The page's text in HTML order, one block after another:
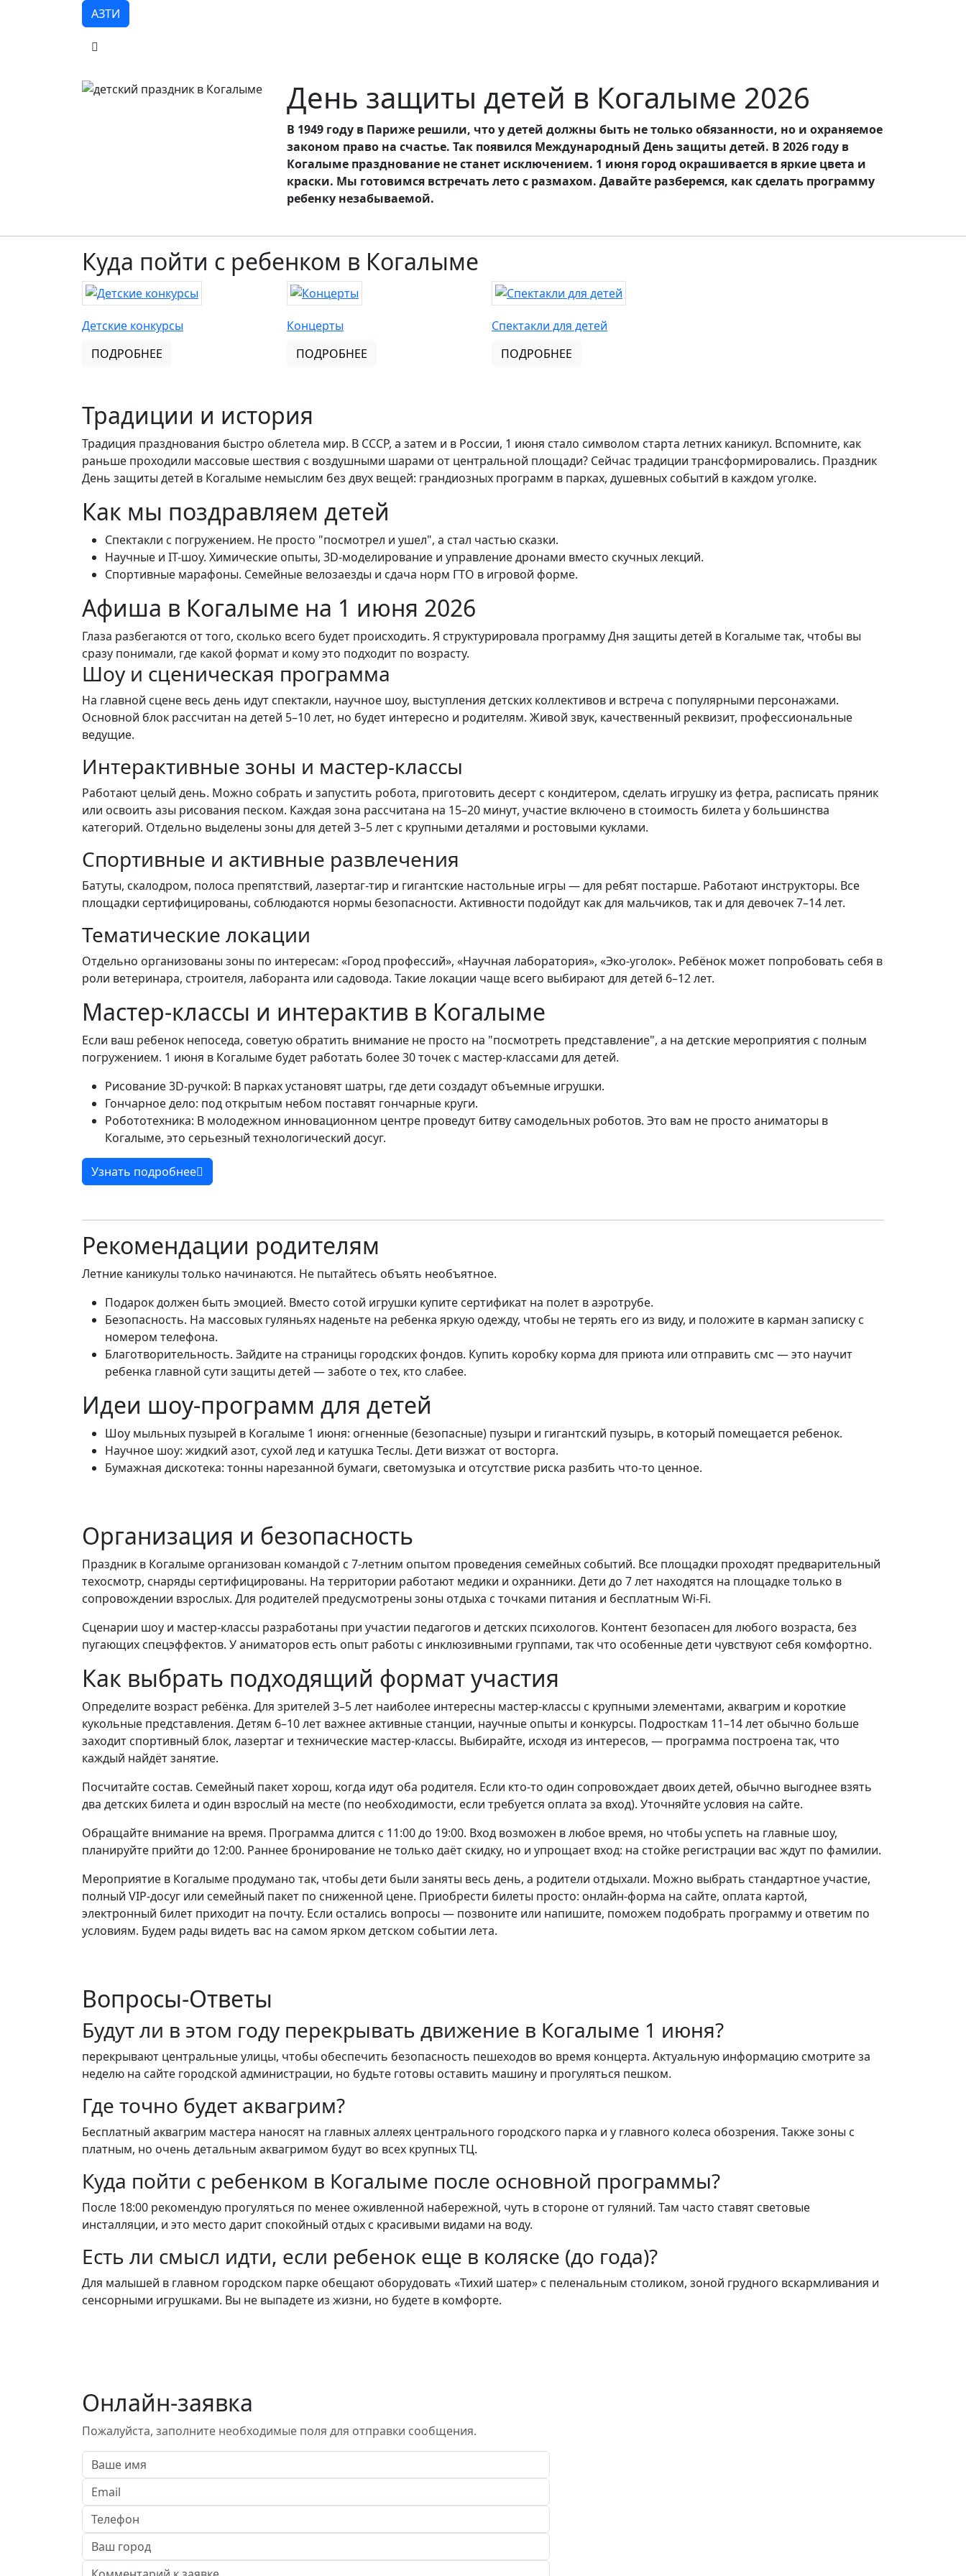
АЗТИ
День защиты детей в Когалыме 2026
В 1949 году в Париже решили, что у детей должны быть не только обязанности, но и охраняемое
законом право на счастье. Так появился Международный День защиты детей. В 2026 году в
Когалыме празднование не станет исключением. 1 июня город окрашивается в яркие цвета и
краски. Мы готовимся встречать лето с размахом. Давайте разберемся, как сделать программу
ребенку незабываемой.
Куда пойти с ребенком в Когалыме
Детские конкурсы
ПОДРОБНЕЕ
Концерты
ПОДРОБНЕЕ
Спектакли для детей
ПОДРОБНЕЕ
Традиции и история
Традиция празднования быстро облетела мир. В СССР, а затем и в России, 1 июня стало символом старта летних каникул. Вспомните, как
раньше проходили массовые шествия с воздушными шарами от центральной площади? Сейчас традиции трансформировались. Праздник
День защиты детей в Когалыме немыслим без двух вещей: грандиозных программ в парках, душевных событий в каждом уголке.
Как мы поздравляем детей
Спектакли с погружением. Не просто "посмотрел и ушел", а стал частью сказки.
Научные и IT-шоу. Химические опыты, 3D-моделирование и управление дронами вместо скучных лекций.
Спортивные марафоны. Семейные велозаезды и сдача норм ГТО в игровой форме.
Афиша в Когалыме на 1 июня 2026
Глаза разбегаются от того, сколько всего будет происходить. Я структурировала программу Дня защиты детей в Когалыме так, чтобы вы
сразу понимали, где какой формат и кому это подходит по возрасту.
Шоу и сценическая программа
На главной сцене весь день идут спектакли, научное шоу, выступления детских коллективов и встреча с популярными персонажами.
Основной блок рассчитан на детей 5–10 лет, но будет интересно и родителям. Живой звук, качественный реквизит, профессиональные
ведущие.
Интерактивные зоны и мастер-классы
Работают целый день. Можно собрать и запустить робота, приготовить десерт с кондитером, сделать игрушку из фетра, расписать пряник
или освоить азы рисования песком. Каждая зона рассчитана на 15–20 минут, участие включено в стоимость билета у большинства
категорий. Отдельно выделены зоны для детей 3–5 лет с крупными деталями и ростовыми куклами.
Спортивные и активные развлечения
Батуты, скалодром, полоса препятствий, лазертаг-тир и гигантские настольные игры — для ребят постарше. Работают инструкторы. Все
площадки сертифицированы, соблюдаются нормы безопасности. Активности подойдут как для мальчиков, так и для девочек 7–14 лет.
Тематические локации
Отдельно организованы зоны по интересам: «Город профессий», «Научная лаборатория», «Эко-уголок». Ребёнок может попробовать себя в
роли ветеринара, строителя, лаборанта или садовода. Такие локации чаще всего выбирают для детей 6–12 лет.
Мастер-классы и интерактив в Когалыме
Если ваш ребенок непоседа, советую обратить внимание не просто на "посмотреть представление", а на детские мероприятия с полным
погружением. 1 июня в Когалыме будет работать более 30 точек с мастер-классами для детей.
Рисование 3D-ручкой: В парках установят шатры, где дети создадут объемные игрушки.
Гончарное дело: под открытым небом поставят гончарные круги.
Робототехника: В молодежном инновационном центре проведут битву самодельных роботов. Это вам не просто аниматоры в
Когалыме, это серьезный технологический досуг.
Узнать подробнее
Рекомендации родителям
Летние каникулы только начинаются. Не пытайтесь объять необъятное.
Подарок должен быть эмоцией. Вместо сотой игрушки купите сертификат на полет в аэротрубе.
Безопасность. На массовых гуляньях наденьте на ребенка яркую одежду, чтобы не терять его из виду, и положите в карман записку с
номером телефона.
Благотворительность. Зайдите на страницы городских фондов. Купить коробку корма для приюта или отправить смс — это научит
ребенка главной сути защиты детей — заботе о тех, кто слабее.
Идеи шоу-программ для детей
Шоу мыльных пузырей в Когалыме 1 июня: огненные (безопасные) пузыри и гигантский пузырь, в который помещается ребенок.
Научное шоу: жидкий азот, сухой лед и катушка Теслы. Дети визжат от восторга.
Бумажная дискотека: тонны нарезанной бумаги, светомузыка и отсутствие риска разбить что-то ценное.
Организация и безопасность
Праздник в Когалыме организован командой с 7-летним опытом проведения семейных событий. Все площадки проходят предварительный
техосмотр, снаряды сертифицированы. На территории работают медики и охранники. Дети до 7 лет находятся на площадке только в
сопровождении взрослых. Для родителей предусмотрены зоны отдыха с точками питания и бесплатным Wi-Fi.
Сценарии шоу и мастер-классы разработаны при участии педагогов и детских психологов. Контент безопасен для любого возраста, без
пугающих спецэффектов. У аниматоров есть опыт работы с инклюзивными группами, так что особенные дети чувствуют себя комфортно.
Как выбрать подходящий формат участия
Определите возраст ребёнка. Для зрителей 3–5 лет наиболее интересны мастер-классы с крупными элементами, аквагрим и короткие
кукольные представления. Детям 6–10 лет важнее активные станции, научные опыты и конкурсы. Подросткам 11–14 лет обычно больше
заходит спортивный блок, лазертаг и технические мастер-классы. Выбирайте, исходя из интересов, — программа построена так, что
каждый найдёт занятие.
Посчитайте состав. Семейный пакет хорош, когда идут оба родителя. Если кто-то один сопровождает двоих детей, обычно выгоднее взять
два детских билета и один взрослый на месте (по необходимости, если требуется оплата за вход). Уточняйте условия на сайте.
Обращайте внимание на время. Программа длится с 11:00 до 19:00. Вход возможен в любое время, но чтобы успеть на главные шоу,
планируйте прийти до 12:00. Раннее бронирование не только даёт скидку, но и упрощает вход: на стойке регистрации вас ждут по фамилии.
Мероприятие в Когалыме продумано так, чтобы дети были заняты весь день, а родители отдыхали. Можно выбрать стандартное участие,
полный VIP-досуг или семейный пакет по сниженной цене. Приобрести билеты просто: онлайн-форма на сайте, оплата картой,
электронный билет приходит на почту. Если остались вопросы — позвоните или напишите, поможем подобрать программу и ответим по
условиям. Будем рады видеть вас на самом ярком детском событии лета.
Вопросы-Ответы
Будут ли в этом году перекрывать движение в Когалыме 1 июня?
перекрывают центральные улицы, чтобы обеспечить безопасность пешеходов во время концерта. Актуальную информацию смотрите за
неделю на сайте городской администрации, но будьте готовы оставить машину и прогуляться пешком.
Где точно будет аквагрим?
Бесплатный аквагрим мастера наносят на главных аллеях центрального городского парка и у главного колеса обозрения. Также зоны с
платным, но очень детальным аквагримом будут во всех крупных ТЦ.
Куда пойти с ребенком в Когалыме после основной программы?
После 18:00 рекомендую прогуляться по менее оживленной набережной, чуть в стороне от гуляний. Там часто ставят световые
инсталляции, и это место дарит спокойный отдых с красивыми видами на воду.
Есть ли смысл идти, если ребенок еще в коляске (до года)?
Для малышей в главном городском парке обещают оборудовать «Тихий шатер» с пеленальным столиком, зоной грудного вскармливания и
сенсорными игрушками. Вы не выпадете из жизни, но будете в комфорте.
Онлайн-заявка
Пожалуйста, заполните необходимые поля для отправки сообщения.